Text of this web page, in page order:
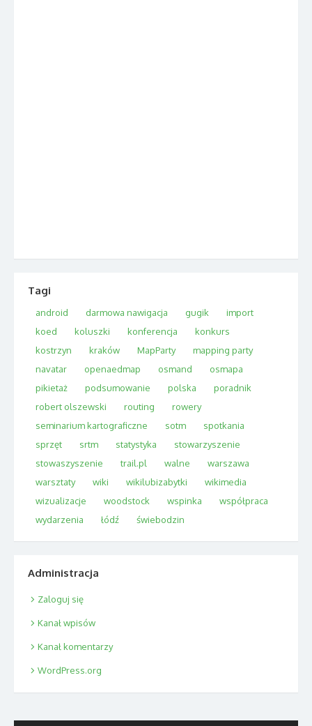
Tagi
android darmowa nawigacja gugik
import
koed
koluszki konferencja
konkurs
kostrzyn
kraków MapParty
mapping party
navatar
openaedmap osmand
osmapa
pikietaż
podsumowanie polska
poradnik
robert olszewski
routing
rowery
seminarium kartograficzne
sotm
spotkania
sprzęt
srtm statystyka
stowarzyszenie
stowaszyszenie
trail.pl walne
warszawa
warsztaty
wiki wikilubizabytki
wikimedia
wizualizacje
woodstock wspinka
współpraca
wydarzenia
łódź świebodzin
Administracja
Zaloguj się
Kanał wpisów
Kanał komentarzy
WordPress.org